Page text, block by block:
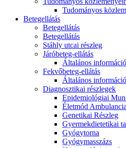
Tudományos
Betegellátás
Betegellátás
Betegellátás
Stáhly utcai részleg
Járóbeteg-ellátás
Általános
Fekvőbeteg-ellátás
Általános
Diagnosztikai részlegek
Epidemiológiai
Életmód Ambulancia
Genetikai Részleg
Gyermekdietetikai
Gyógytorna
Gyógymasszázs